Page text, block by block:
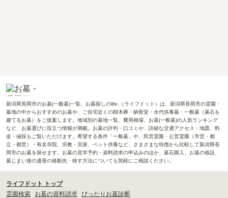
新潟県長岡市のお墓(一般墓)一覧。お墓探しのlife.（ライフドット）は、新潟県長岡市の霊園・
墓地の中からおすすめのお墓や、ご自宅近くの樹木葬・納骨堂・永代供養墓・一般墓（墓石を
建てるお墓）をご提案します。地域別の墓地一覧、費用相場、お墓(一般墓)の人気ランキング
など、お墓選びに役立つ情報が満載。お墓の評判・口コミや、詳細な交通アクセス・地図、料
金・値段もご覧いただけます。希望する条件「一般墓」や、民営霊園・公営霊園（市営・都
立・都営）・有名寺院、宗教・宗派、ペット供養など、さまざまな特徴から比較して新潟県長
岡市のお墓を探せます。お墓の見学予約・資料請求の申込みのほか、墓石購入、お墓の移設、
墓じまい後の遺骨の移動先・移す方法についても気軽にご相談ください。
ライフドット トップ
霊園検索
お墓の資料請求 ぴったりお墓診断